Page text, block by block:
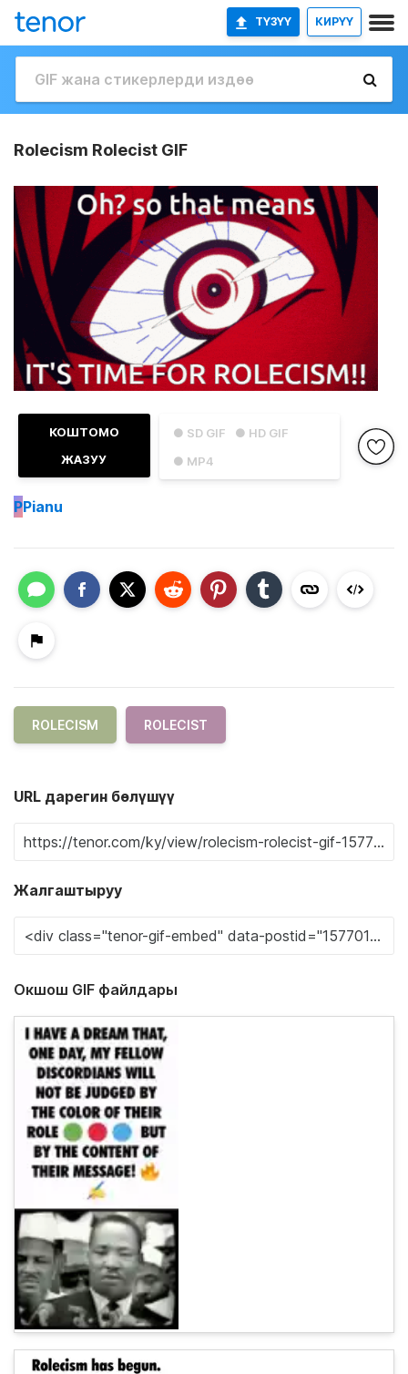
ТҮЗҮҮ КИРҮҮ
Rolecism Rolecist GIF
● SD GIF
● HD GIF
● MP4
КОШТОМО
ЖАЗУУ
PPianu
ROLECISM ROLECIST
URL дарегин бөлүшүү
Жалгаштыруу
Окшош GIF файлдары